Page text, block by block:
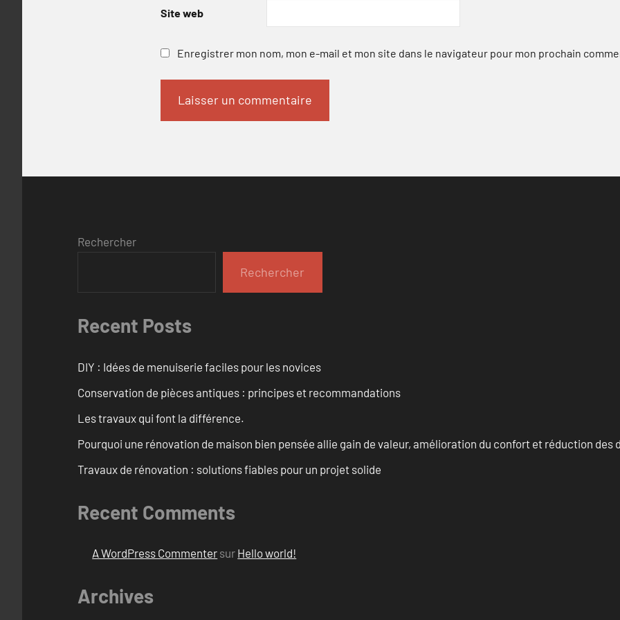
Site web
Enregistrer mon nom, mon e-mail et mon site dans le navigateur pour mon prochain
Rechercher
Rechercher
Recent Posts
DIY : Idées de menuiserie faciles pour les novices
Conservation de pièces antiques : principes et recommandations
Les travaux qui font la différence.
Pourquoi une rénovation de maison bien pensée allie gain de valeur, amélioration du confort et réduction des
Travaux de rénovation : solutions fiables pour un projet solide
Recent Comments
A WordPress Commenter sur Hello world!
Archives